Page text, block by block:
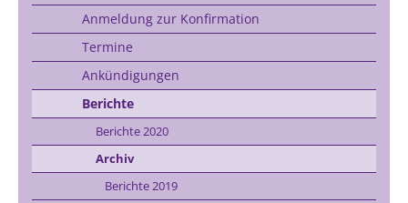
Anmeldung zur Konfirmation
Termine
Ankündigungen
Berichte
Berichte 2020
Archiv
Berichte 2019